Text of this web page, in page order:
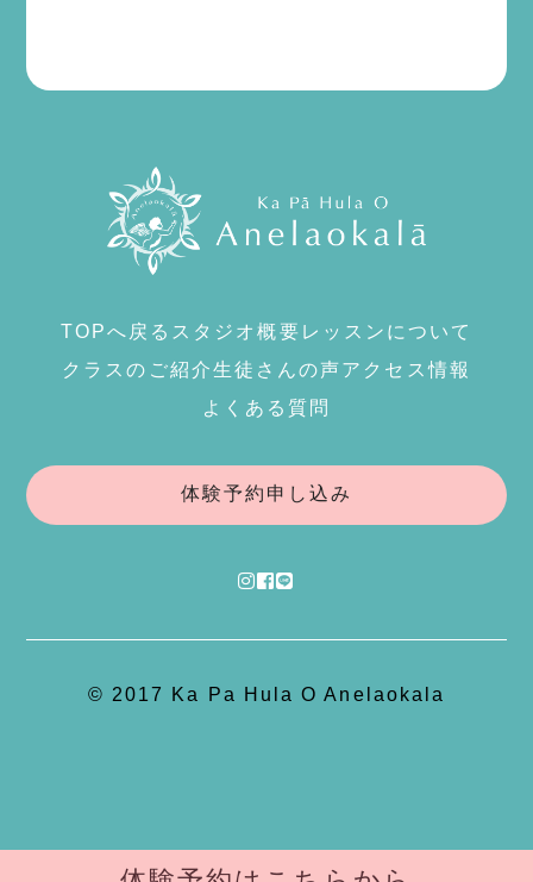
TOPへ戻る スタジオ概要 レッスンについて
クラスのご紹介生徒さんの声アクセス情報
よくある質問
体験予約申し込み
© 2017 Ka Pa Hula O Anelaokala